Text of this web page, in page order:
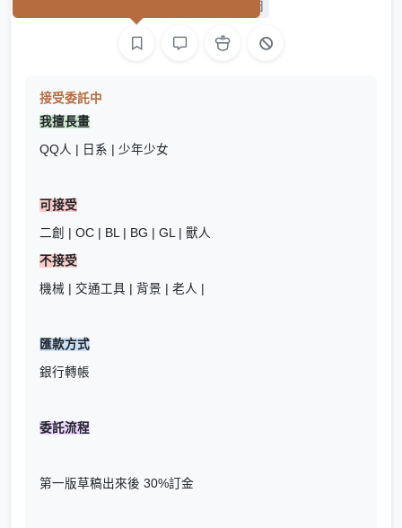
繪圖
接受委託中
我擅長畫
QQ人 | 日系 | 少年少女
可接受
二創 | OC | BL | BG | GL | 獸人
不接受
機械 | 交通工具 | 背景 | 老人 |
匯款方式
銀行轉帳
委託流程
第一版草稿出來後 30%訂金